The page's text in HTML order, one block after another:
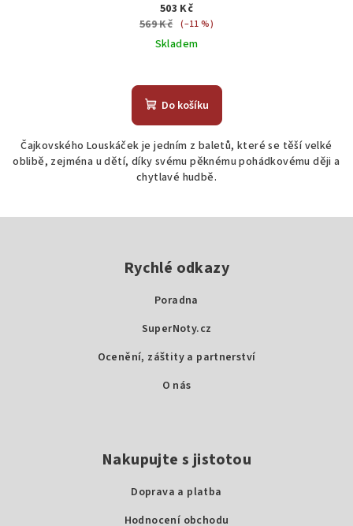
503 Kč
569 Kč (–11 %)
Skladem
Do košíku
Čajkovského Louskáček je jedním z baletů, které se těší velké
oblibě, zejména u dětí, díky svému pěknému pohádkovému ději a
chytlavé hudbě.
Rychlé odkazy
Poradna
SuperNoty.cz
Ocenění, záštity a partnerství
O nás
Nakupujte s jistotou
Doprava a platba
Hodnocení obchodu